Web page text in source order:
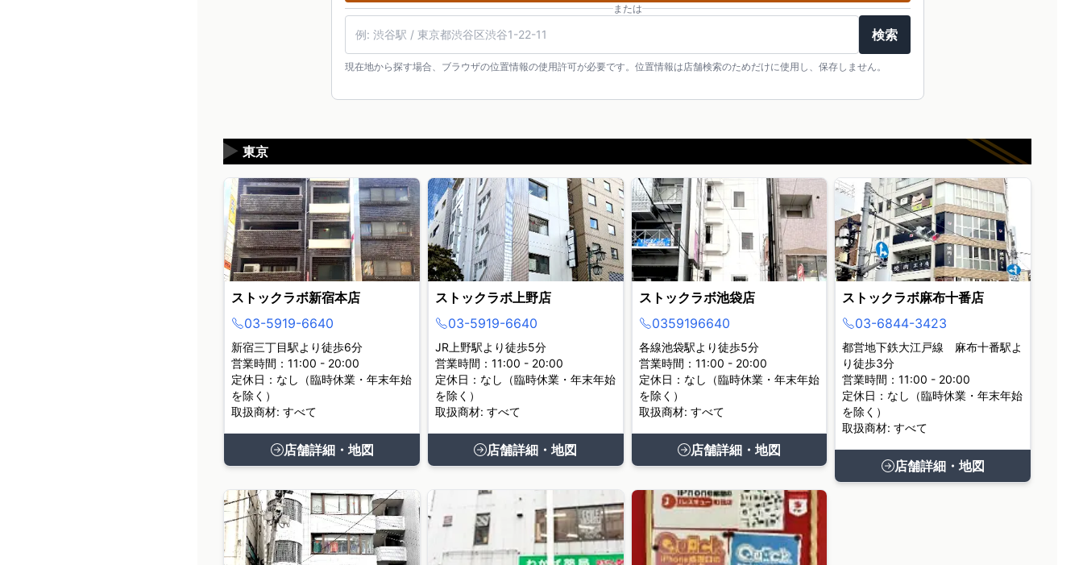
または
検索
現在地から探す場合、ブラウザの位置情報の使用許可が必要です。位置情報は店舗検索のためだけに使用し、保存しません。
東京
▶
ストックラボ新宿本店
03-5919-6640
新宿三丁目駅より徒歩6分
営業時間：11:00 - 20:00
定休日：なし（臨時休業・年末年始
を除く）
取扱商材: すべて
店舗詳細・地図
ストックラボ上野店
03-5919-6640
JR上野駅より徒歩5分
営業時間：11:00 - 20:00
定休日：なし（臨時休業・年末年始
を除く）
取扱商材: すべて
店舗詳細・地図
ストックラボ池袋店
0359196640
各線池袋駅より徒歩5分
営業時間：11:00 - 20:00
定休日：なし（臨時休業・年末年始
を除く）
取扱商材: すべて
店舗詳細・地図
ストックラボ麻布十番店
03-6844-3423
都営地下鉄大江戸線 麻布十番駅よ
り徒歩3分
営業時間：11:00 - 20:00
定休日：なし（臨時休業・年末年始
を除く）
取扱商材: すべて
店舗詳細・地図